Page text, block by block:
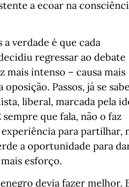
a ecoar na
verdade é que cada
regressar ao debate
mais intenso – causa mais
Passos, já se
liberal, marcada pela
que fala, não o faz
para partilhar,
a oportunidade para
esforço.
devia fazer melhor.